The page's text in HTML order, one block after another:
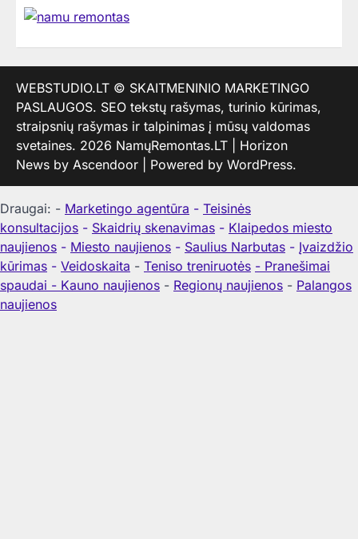
WEBSTUDIO.LT © SKAITMENINIO MARKETINGO
PASLAUGOS. SEO tekstų rašymas, turinio kūrimas,
straipsnių rašymas ir talpinimas į mūsų valdomas
svetaines. 2026 NamųRemontas.LT | Horizon
News by Ascendoor | Powered by WordPress.
Draugai: - Marketingo agentūra - Teisinės
konsultacijos - Skaidrių skenavimas - Klaipedos miesto
naujienos - Miesto naujienos - Saulius Narbutas - Įvaizdžio
kūrimas - Veidoskaita - Teniso treniruotės - Pranešimai
spaudai - Kauno naujienos - Regionų naujienos - Palangos
naujienos